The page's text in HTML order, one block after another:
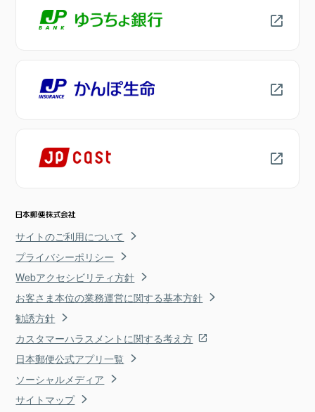
サイトのご利用について
プライバシーポリシー
Webアクセシビリティ方針
お客さま本位の業務運営に関する基本方針
勧誘方針
カスタマーハラスメントに関する考え方
日本郵便公式アプリ一覧
ソーシャルメディア
サイトマップ